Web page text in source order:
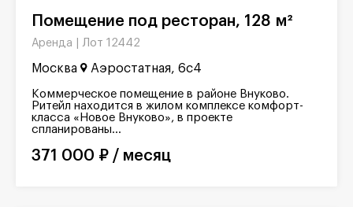
Помещение под ресторан, 128 м²
Аренда | Лот 12442
Москва Аэростатная, 6с4
Коммерческое помещение в районе Внуково.
Ритейл находится в жилом комплексе комфорт-
класса «Новое Внуково», в проекте
спланированы...
371 000 ₽ / месяц